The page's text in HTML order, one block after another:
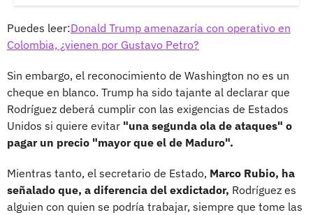
Puedes leer:Donald Trump amenazaría con operativo en
Colombia, ¿vienen por Gustavo Petro?
Sin embargo, el reconocimiento de Washington no es un
cheque en blanco. Trump ha sido tajante al declarar que
Rodríguez deberá cumplir con las exigencias de Estados
Unidos si quiere evitar "una segunda ola de ataques" o
pagar un precio "mayor que el de Maduro".
Mientras tanto, el secretario de Estado, Marco Rubio, ha
señalado que, a diferencia del exdictador, Rodríguez es
alguien con quien se podría trabajar, siempre que tome las